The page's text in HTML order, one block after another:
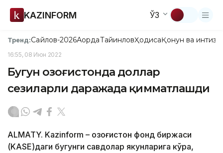
KAZINFORM ЎЗ
Тренд:Сайлов-2026АқордаТайинловҲодисаҚонун ва
16:55, 08 Июн 2022
Бугун Қозоғистонда доллар
сезиларли даражада қимматлашди
ALMATY. Kazinform – Қозоғистон фонд биржаси
(KASE)даги бугунги савдолар якунларига кўра,